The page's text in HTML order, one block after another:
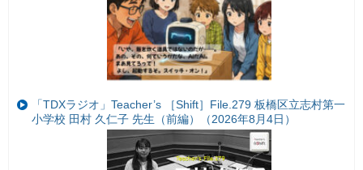
「TDXラジオ」Teacher’s ［Shift］File.279 板橋区立志村第一
小学校 田村 久仁子 先生（前編）（2026年8月4日）